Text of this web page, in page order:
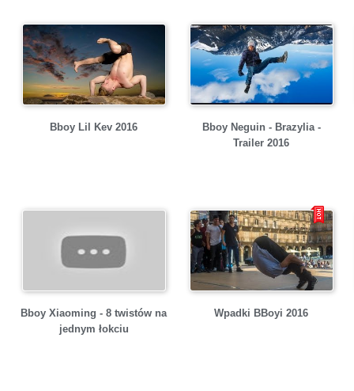
Bboy Lil Kev 2016
Bboy Neguin - Brazylia -
Trailer 2016
Bboy Xiaoming - 8 twistów na
jednym łokciu
Wpadki BBoyi 2016